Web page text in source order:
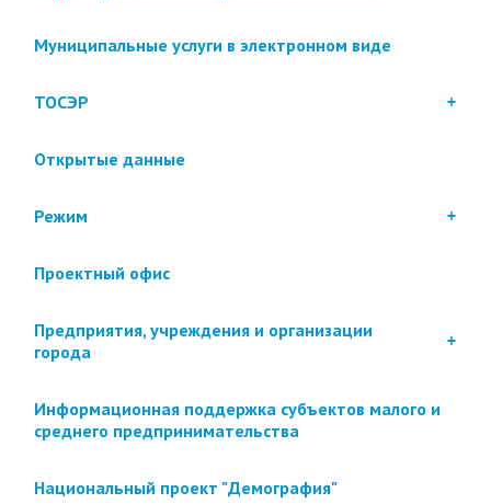
Муниципальные услуги в электронном виде
ТОСЭР
Открытые данные
Режим
Проектный офис
Предприятия, учреждения и организации
города
Информационная поддержка субъектов малого и
среднего предпринимательства
Национальный проект "Демография"